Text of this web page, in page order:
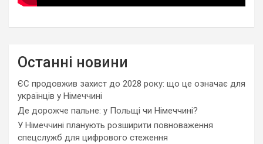
Останні новини
ЄС продовжив захист до 2028 року: що це означає для
українців у Німеччині
Де дорожче пальне: у Польщі чи Німеччині?
У Німеччині планують розширити повноваження
спецслужб для цифрового стеження